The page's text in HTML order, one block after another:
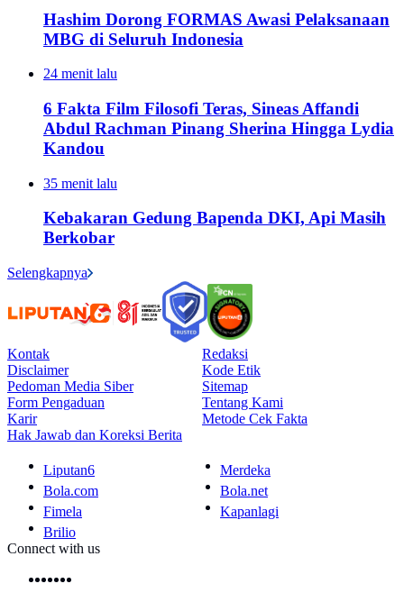
Hashim Dorong FORMAS Awasi Pelaksanaan
MBG di Seluruh Indonesia
24 menit lalu
6 Fakta Film Filosofi Teras, Sineas Affandi
Abdul Rachman Pinang Sherina Hingga Lydia
Kandou
35 menit lalu
Kebakaran Gedung Bapenda DKI, Api Masih
Berkobar
Selengkapnya
Kontak
Redaksi
Disclaimer
Kode Etik
Pedoman Media Siber
Sitemap
Form Pengaduan
Tentang Kami
Karir
Metode Cek Fakta
Hak Jawab dan Koreksi Berita
Liputan6
Merdeka
Bola.com
Bola.net
Fimela
Kapanlagi
Brilio
Connect with us